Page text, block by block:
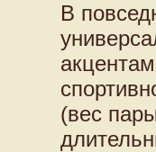
В
(вес